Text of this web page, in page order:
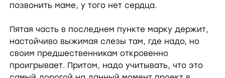
позвонить маме, у того нет сердца.
Пятая часть в последнем пункте марку держит,
настойчиво выжимая слезы там, где надо, но
своим предшественникам откровенно
проигрывает. Притом, надо учитывать, что это